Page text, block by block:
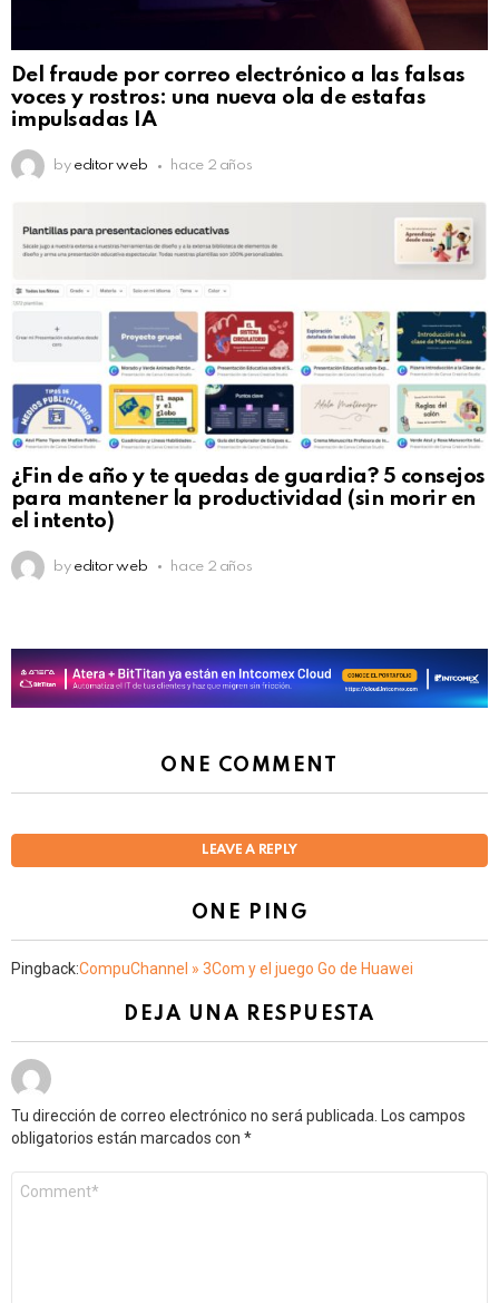
Del fraude por correo electrónico a las falsas
voces y rostros: una nueva ola de estafas
impulsadas IA
by editor web hace 2 años
¿Fin de año y te quedas de guardia? 5 consejos
para mantener la productividad (sin morir en
el intento)
by editor web hace 2 años
ONE COMMENT
LEAVE A REPLY
ONE PING
Pingback:CompuChannel » 3Com y el juego Go de Huawei
DEJA UNA RESPUESTA
Tu dirección de correo electrónico no será publicada. Los campos
obligatorios están marcados con *